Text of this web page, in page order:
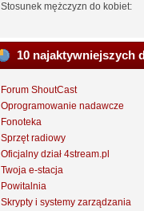
Stosunek mężczyzn do kobiet:
10 najaktywniejszych
Forum ShoutCast
Oprogramowanie nadawcze
Fonoteka
Sprzęt radiowy
Oficjalny dział 4stream.pl
Twoja e-stacja
Powitalnia
Skrypty i systemy zarządzania